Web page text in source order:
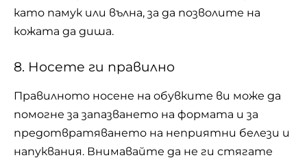
като памук или вълна, за да позволите на
кожата да диша.
8. Носете ги правилно
Правилното носене на обувките ви може да
помогне за запазването на формата и за
предотвратяването на неприятни белези и
напуквания. Внимавайте да не ги стягате